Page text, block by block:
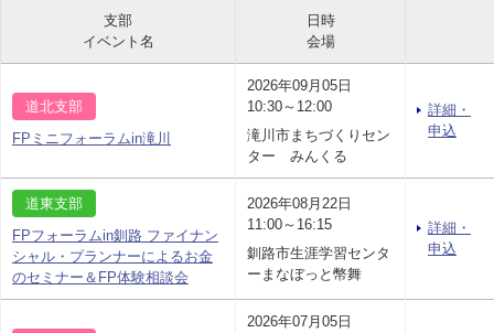
支部
イベント名
日時
会場
道北支部
FPミニフォーラムin滝川
2026年09月05日
10:30～12:00
滝川市まちづくりセン
ター みんくる
詳細・
申込
道東支部
FPフォーラムin釧路 ファイナン
シャル・プランナーによるお金
のセミナー＆FP体験相談会
2026年08月22日
11:00～16:15
釧路市生涯学習センタ
ーまなぼっと幣舞
詳細・
申込
2026年07月05日